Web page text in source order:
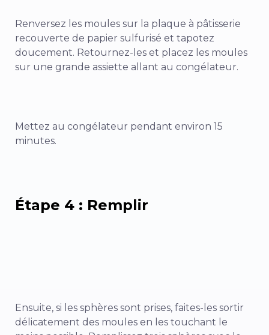
Renversez les moules sur la plaque à pâtisserie
recouverte de papier sulfurisé et tapotez
doucement. Retournez-les et placez les moules
sur une grande assiette allant au congélateur.
Mettez au congélateur pendant environ 15
minutes.
Étape 4 : Remplir
Ensuite, si les sphères sont prises, faites-les sortir
délicatement des moules en les touchant le